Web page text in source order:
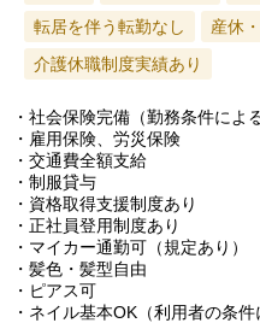
転居を伴う転勤なし
産休
介護休職制度実績あり
・社会保険完備（勤務条件による
・雇用保険、労災保険
・交通費全額支給
・制服貸与
・資格取得支援制度あり
・正社員登用制度あり
・マイカー通勤可（規定あり）
・髪色・髪型自由
・ピアス可
・ネイル基本OK（利用者の条件